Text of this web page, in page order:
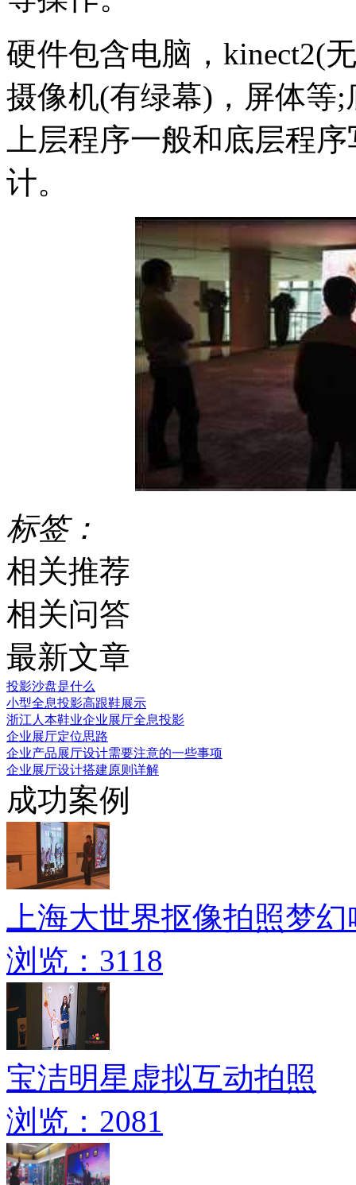
硬件包含电脑，kinect2(
摄像机(有绿幕)，屏体等
上层程序一般和底层程
计。
标签：
相关推荐
相关问答
最新文章
投影沙盘是什么
小型全息投影高跟鞋展示
浙江人本鞋业企业展厅全息投影
企业展厅定位思路
企业产品展厅设计需要注意的一些事项
企业展厅设计搭建原则详解
成功案例
上海大世界抠像拍照梦
浏览：3118
宝洁明星虚拟互动拍照
浏览：2081